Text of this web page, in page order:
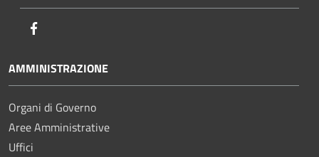
AMMINISTRAZIONE
Organi di Governo
Aree Amministrative
Uffici